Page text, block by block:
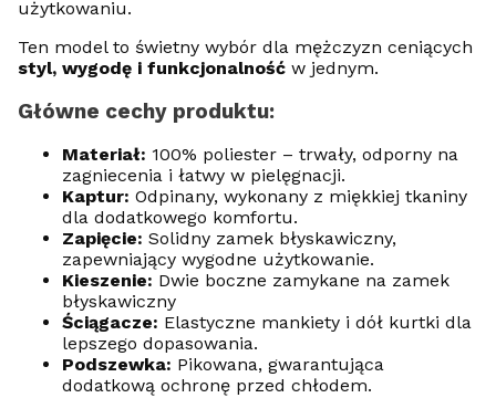
użytkowaniu.
Ten model to świetny wybór dla mężczyzn ceniących
styl, wygodę i funkcjonalność w jednym.
Główne cechy produktu:
Materiał: 100% poliester – trwały, odporny na
zagniecenia i łatwy w pielęgnacji.
Kaptur: Odpinany, wykonany z miękkiej tkaniny
dla dodatkowego komfortu.
Zapięcie: Solidny zamek błyskawiczny,
zapewniający wygodne użytkowanie.
Kieszenie: Dwie boczne zamykane na zamek
błyskawiczny
Ściągacze: Elastyczne mankiety i dół kurtki dla
lepszego dopasowania.
Podszewka: Pikowana, gwarantująca
dodatkową ochronę przed chłodem.